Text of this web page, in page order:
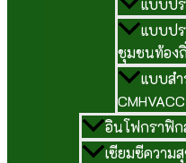
แบบป
แบบป
ชุมชนท้อง
แบบส
อินโฟกราฟิก
เซียมซีความ